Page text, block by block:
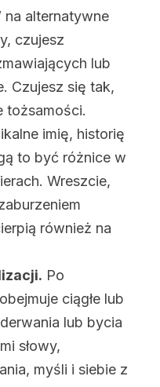
na alternatywne
czujesz
lub
Czujesz się tak,
tożsamości.
imię, historię
to być różnice w
Wreszcie,
również na
Po
ciągłe lub
lub bycia
słowy,
myśli i siebie z